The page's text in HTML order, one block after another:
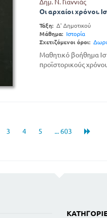
Δημ. Ν. Γιαννιάς
Οι αρχαίοι χρόνοι.
Τάξη:Δ' Δημοτικού
Μάθημα: Ιστορία
Σχετιζόμενοι όροι:
Μαθητικό βοήθημα
προϊστορικούς
3 4 5 ... 603